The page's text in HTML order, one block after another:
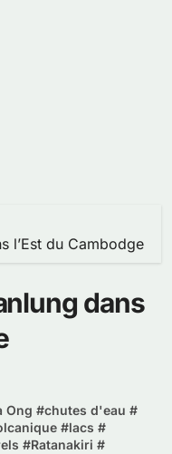
l’Est du Cambodge
dans
Ong #chutes d'eau #
#lacs #
#Ratanakiri #